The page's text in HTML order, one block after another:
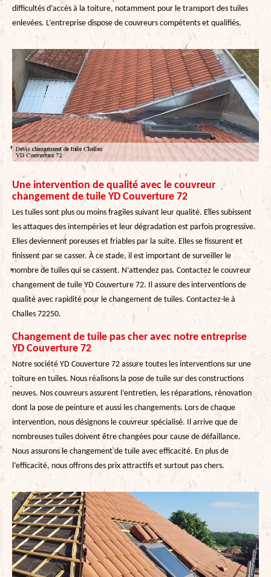
difficultés d’accès à la toiture, notamment pour le transport des tuiles
enlevées. L’entreprise dispose de couvreurs compétents et qualifiés.
Une intervention de qualité avec le couvreur
changement de tuile YD Couverture 72
Les tuiles sont plus ou moins fragiles suivant leur qualité. Elles subissent
les attaques des intempéries et leur dégradation est parfois progressive.
Elles deviennent poreuses et friables par la suite. Elles se fissurent et
finissent par se casser. À ce stade, il est important de surveiller le
nombre de tuiles qui se cassent. N’attendez pas. Contactez le couvreur
changement de tuile YD Couverture 72. Il assure des interventions de
qualité avec rapidité pour le changement de tuiles. Contactez-le à
Challes 72250.
Changement de tuile pas cher avec notre entreprise
YD Couverture 72
Notre société YD Couverture 72 assure toutes les interventions sur une
toiture en tuiles. Nous réalisons la pose de tuile sur des constructions
neuves. Nos couvreurs assurent l’entretien, les réparations, rénovation
dont la pose de peinture et aussi les changements. Lors de chaque
intervention, nous désignons le couvreur spécialisé. Il arrive que de
nombreuses tuiles doivent être changées pour cause de défaillance.
Nous assurons le changement de tuile avec efficacité. En plus de
l’efficacité, nous offrons des prix attractifs et surtout pas chers.